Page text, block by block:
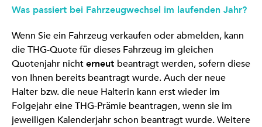
Was passiert bei Fahrzeugwechsel im laufenden Jahr?
Wenn Sie ein Fahrzeug verkaufen oder abmelden, kann
die THG-Quote für dieses Fahrzeug im gleichen
Quotenjahr nichterneut beantragt werden, sofern diese
von Ihnen bereits beantragt wurde. Auch der neue
Halter bzw. die neue Halterin kann erst wieder im
Folgejahr eine THG-Prämie beantragen, wenn sie im
jeweiligen Kalenderjahr schon beantragt wurde. Weitere